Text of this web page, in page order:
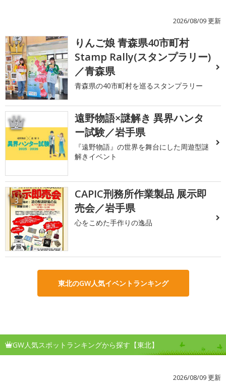
2026/08/09 更新
1
りんご娘 青森県40市町村
Stamp Rally(スタンプラリー)
／青森県
青森県の40市町村を巡るスタンプラリー
2
遠野物語×謎解き 異界ハンタ
ー試験／岩手県
『遠野物語』の世界を舞台にした周遊型謎
解きイベント
3
CAPIC刑務所作業製品 展示即
売会／岩手県
心をこめた手作りの逸品
東北のGW人気イベントランキング
GW人気スポットランキングから探す【東北】
2026/08/09 更新